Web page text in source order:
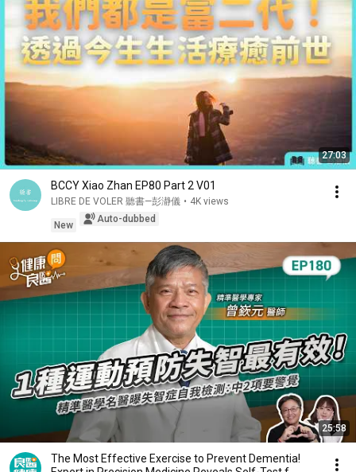
27:03
BCCY Xiao Zhan EP80 Part 2 V01
LIBRE DE VOLER 聽書—彭瀞儀 • 4K views
New
Auto-dubbed
25:58
The Most Effective Exercise to Prevent Dementia!